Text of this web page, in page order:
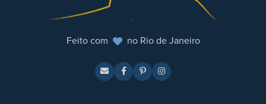
Feito com no Rio de Janeiro